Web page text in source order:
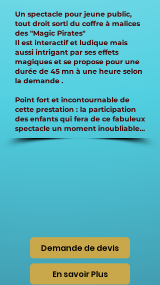
Un spectacle pour jeune public,
tout droit sorti du coffre à malices
des "Magic Pirates"
Il est interactif et ludique mais
aussi intrigant par ses effets
magiques et se propose pour une
durée de 45 mn à une heure selon
la demande .
Point fort et incontournable de
cette prestation : la participation
des enfants qui fera de ce fabuleux
spectacle un moment inoubliable…
Demande de devis
En savoir Plus